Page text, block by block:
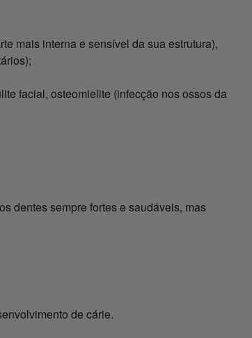
mais interna e sensível da sua estrutura),
facial, osteomielite (infecção nos ossos da
dentes sempre fortes e saudáveis, mas
de cárie.